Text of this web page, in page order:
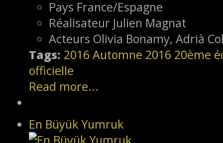
Pays France/Espagne
Réalisateur Julien Magnat
Acteurs Olivia Bonamy, Adrià
Tags: 2016 Automne 2016 20ème
officielle
Read more...
En Büyük Yumruk